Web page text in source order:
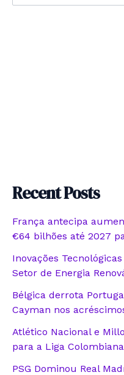
Recent Posts
França antecipa
€64 bilhões até 2027
Inovações
Setor de Energia
Bélgica derrota
Cayman nos
Atlético Nacional e
para a Liga
PSG Dominou Real